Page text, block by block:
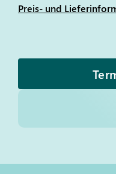
Preis- und